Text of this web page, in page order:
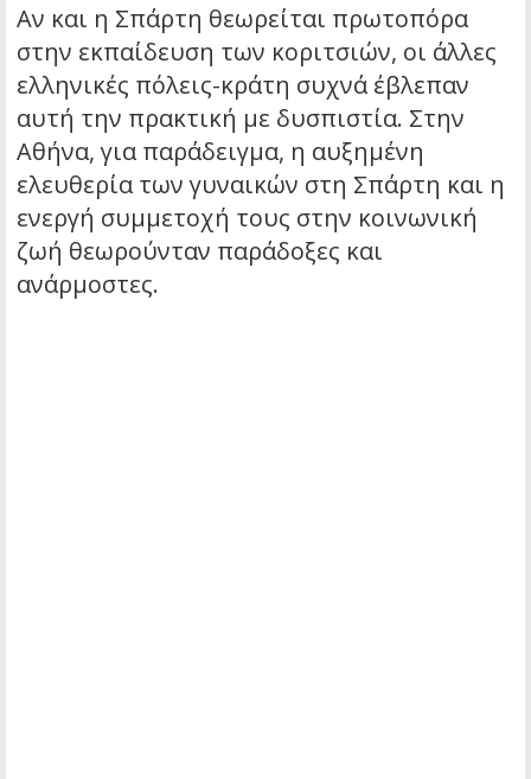
Αν και η Σπάρτη θεωρείται πρωτοπόρα
στην εκπαίδευση των κοριτσιών, οι άλλες
ελληνικές πόλεις-κράτη συχνά έβλεπαν
αυτή την πρακτική με δυσπιστία. Στην
Αθήνα, για παράδειγμα, η αυξημένη
ελευθερία των γυναικών στη Σπάρτη και η
ενεργή συμμετοχή τους στην κοινωνική
ζωή θεωρούνταν παράδοξες και
ανάρμοστες.